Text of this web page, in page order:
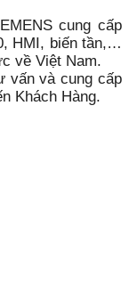
cung cấp
HMI, biến tần,…
về Việt Nam.
vấn và cung cấp
Khách Hàng.